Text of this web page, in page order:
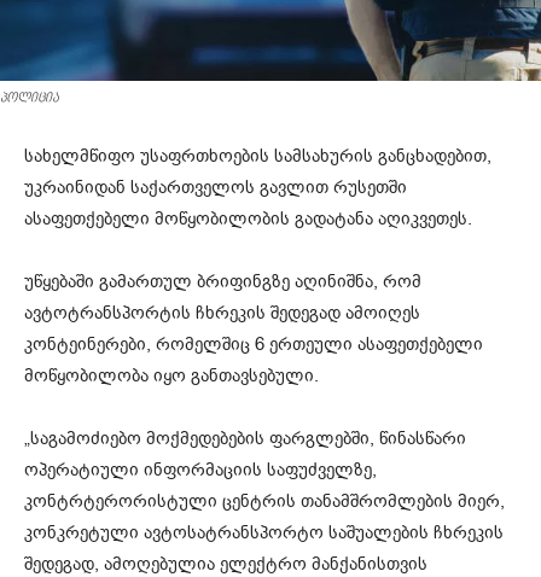
პოლიცია
სახელმწიფო უსაფრთხოების სამსახურის განცხადებით,
უკრაინიდან საქართველოს გავლით რუსეთში
ასაფეთქებელი მოწყობილობის გადატანა აღიკვეთეს.
უწყებაში გამართულ ბრიფინგზე აღინიშნა, რომ
ავტოტრანსპორტის ჩხრეკის შედეგად ამოიღეს
კონტეინერები, რომელშიც 6 ერთეული ასაფეთქებელი
მოწყობილობა იყო განთავსებული.
„საგამოძიებო მოქმედებების ფარგლებში, წინასწარი
ოპერატიული ინფორმაციის საფუძველზე,
კონტრტერორისტული ცენტრის თანამშრომლების მიერ,
კონკრეტული ავტოსატრანსპორტო საშუალების ჩხრეკის
შედეგად, ამოღებულია ელექტრო მანქანისთვის